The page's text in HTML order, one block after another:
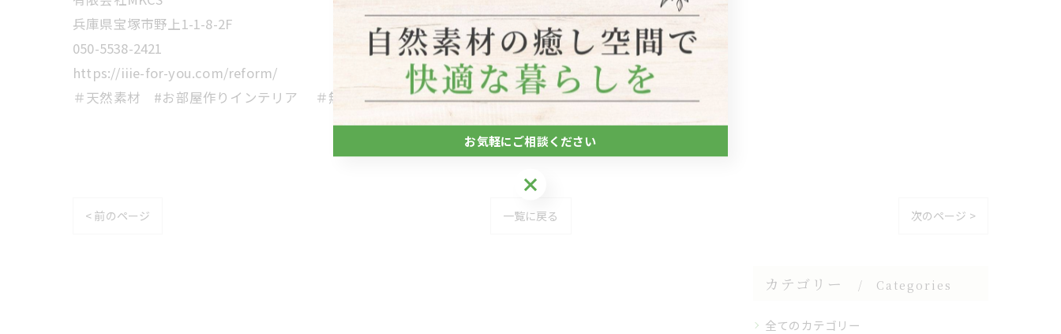
兵庫県宝塚市野上1-1-8-2F
050-5538-2421
https://iiie-for-you.com/reform/
＃天然素材 #お部屋作りインテリア ＃無垢フローリング ＃無垢材 ＃宝塚市
< 前のページ 一覧に戻る 次のページ >
カテゴリー Categories
全てのカテゴリー
お気軽にご相談ください
お気軽にご相談ください